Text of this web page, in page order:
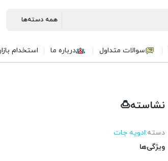
سوالات متداول درباره ما استخدام
نشاسته🍮
دسته:ادويه جات
ویژگی‌ها